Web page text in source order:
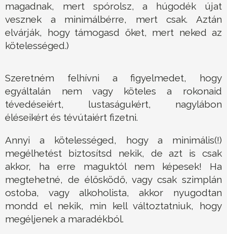
magadnak, mert spórolsz, a húgodék újat
vesznek a minimálbérre, mert csak. Aztán
elvárják, hogy támogasd őket, mert neked az
kötelességed.)
Szeretném felhívni a figyelmedet, hogy
egyáltalán nem vagy köteles a rokonaid
tévedéseiért, lustaságukért, nagylábon
éléseikért és tévútaiért fizetni.
Annyi a kötelességed, hogy a minimális(!)
megélhetést biztosítsd nekik, de azt is csak
akkor, ha erre maguktól nem képesek! Ha
megtehetné, de élősködő, vagy csak szimplán
ostoba, vagy alkoholista, akkor nyugodtan
mondd el nekik, min kell változtatniuk, hogy
megéljenek a maradékból.